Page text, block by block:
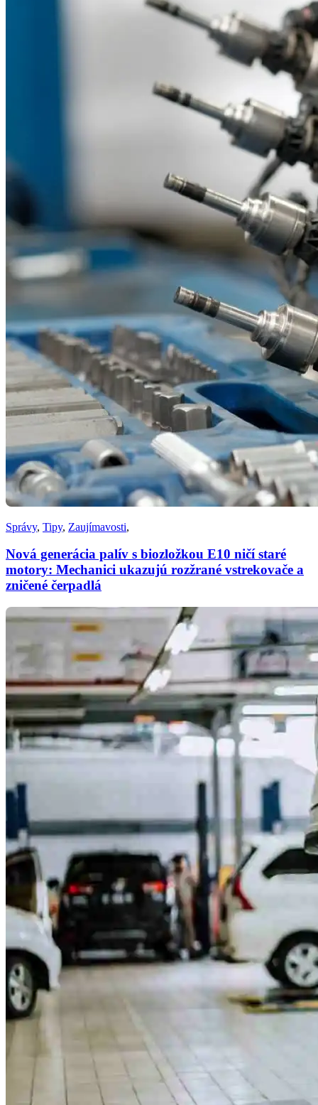
Správy, Tipy, Zaujímavosti,
Nová generácia palív s biozložkou E10 ničí staré
motory: Mechanici ukazujú rozžrané vstrekovače a
zničené čerpadlá